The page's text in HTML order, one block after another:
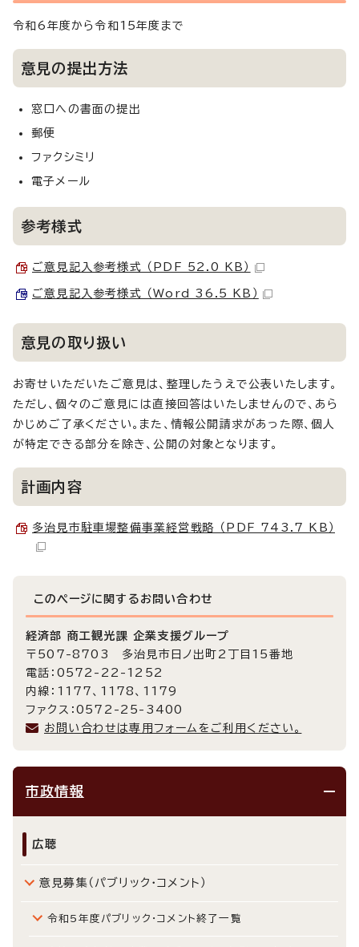
令和6年度から令和15年度まで
意見の提出方法
窓口への書面の提出
郵便
ファクシミリ
電子メール
参考様式
ご意見記入参考様式 （PDF 52.0 KB）
ご意見記入参考様式 （Word 36.5 KB）
意見の取り扱い
お寄せいただいたご意見は、整理したうえで公表いたします。
ただし、個々のご意見には直接回答はいたしませんので、あら
かじめご了承ください。また、情報公開請求があった際、個人
が特定できる部分を除き、公開の対象となります。
計画内容
多治見市駐車場整備事業経営戦略 （PDF 743.7 KB）
このページに関する お問い合わせ
経済部 商工観光課 企業支援グループ
〒507-8703 多治見市日ノ出町2丁目15番地
電話：0572-22-1252
内線：1177、1178、1179
ファクス：0572-25-3400
お問い合わせは専用フォームをご利用ください。
市政情報
広聴
意見募集（パブリック・コメント）
令和5年度パブリック・コメント終了一覧